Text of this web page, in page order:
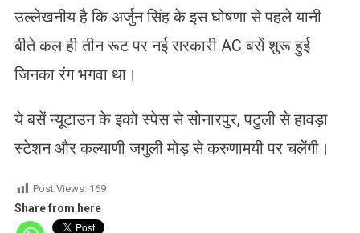
उल्लेखनीय है कि अर्जुन सिंह के इस घोषणा से पहले यानी
बीते कल ही तीन रूट पर नई सरकारी AC बसें शुरू हुई
जिनका रंग भगवा था।
ये बसें न्यूटाउन के इको स्पेस से सोनारपुर, पटुली से हावड़ा
स्टेशन और कल्याणी जगुली मोड़ से करुणामयी पर चलेंगी।
Post Views: 169
Share from here